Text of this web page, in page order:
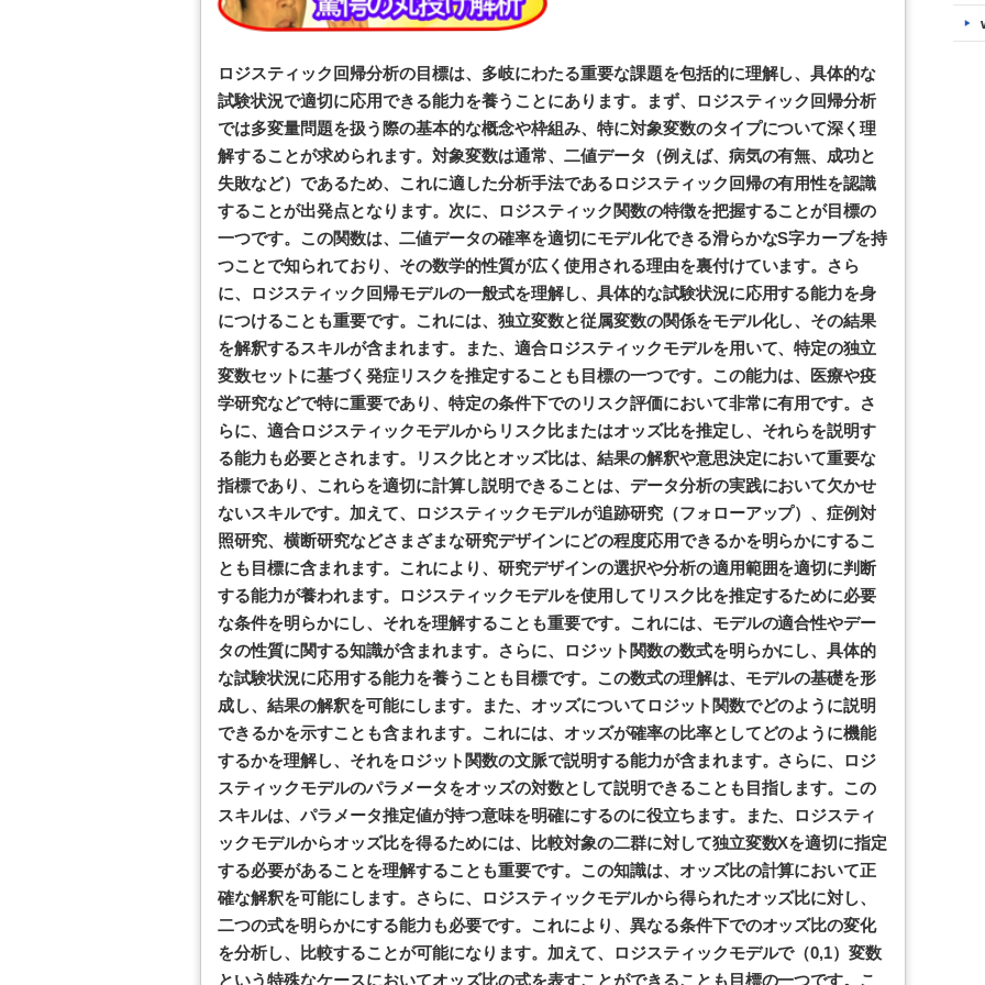
ロジスティック回帰分析の目標は、多岐にわたる重要な課題を包括的に理解し、具体的な
試験状況で適切に応用できる能力を養うことにあります。まず、ロジスティック回帰分析
では多変量問題を扱う際の基本的な概念や枠組み、特に対象変数のタイプについて深く理
解することが求められます。対象変数は通常、二値データ（例えば、病気の有無、成功と
失敗など）であるため、これに適した分析手法であるロジスティック回帰の有用性を認識
することが出発点となります。次に、ロジスティック関数の特徴を把握することが目標の
一つです。この関数は、二値データの確率を適切にモデル化できる滑らかなS字カーブを持
つことで知られており、その数学的性質が広く使用される理由を裏付けています。さら
に、ロジスティック回帰モデルの一般式を理解し、具体的な試験状況に応用する能力を身
につけることも重要です。これには、独立変数と従属変数の関係をモデル化し、その結果
を解釈するスキルが含まれます。また、適合ロジスティックモデルを用いて、特定の独立
変数セットに基づく発症リスクを推定することも目標の一つです。この能力は、医療や疫
学研究などで特に重要であり、特定の条件下でのリスク評価において非常に有用です。さ
らに、適合ロジスティックモデルからリスク比またはオッズ比を推定し、それらを説明す
る能力も必要とされます。リスク比とオッズ比は、結果の解釈や意思決定において重要な
指標であり、これらを適切に計算し説明できることは、データ分析の実践において欠かせ
ないスキルです。加えて、ロジスティックモデルが追跡研究（フォローアップ）、症例対
照研究、横断研究などさまざまな研究デザインにどの程度応用できるかを明らかにするこ
とも目標に含まれます。これにより、研究デザインの選択や分析の適用範囲を適切に判断
する能力が養われます。ロジスティックモデルを使用してリスク比を推定するために必要
な条件を明らかにし、それを理解することも重要です。これには、モデルの適合性やデー
タの性質に関する知識が含まれます。さらに、ロジット関数の数式を明らかにし、具体的
な試験状況に応用する能力を養うことも目標です。この数式の理解は、モデルの基礎を形
成し、結果の解釈を可能にします。また、オッズについてロジット関数でどのように説明
できるかを示すことも含まれます。これには、オッズが確率の比率としてどのように機能
するかを理解し、それをロジット関数の文脈で説明する能力が含まれます。さらに、ロジ
スティックモデルのパラメータをオッズの対数として説明できることも目指します。この
スキルは、パラメータ推定値が持つ意味を明確にするのに役立ちます。また、ロジスティ
ックモデルからオッズ比を得るためには、比較対象の二群に対して独立変数Xを適切に指定
する必要があることを理解することも重要です。この知識は、オッズ比の計算において正
確な解釈を可能にします。さらに、ロジスティックモデルから得られたオッズ比に対し、
二つの式を明らかにする能力も必要です。これにより、異なる条件下でのオッズ比の変化
を分析し、比較することが可能になります。加えて、ロジスティックモデルで（0,1）変数
という特殊なケースにおいてオッズ比の式を表すことができることも目標の一つです。こ